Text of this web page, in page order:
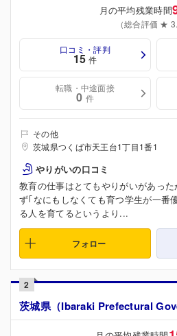
月の平均残業時間
（総合評価 ★
口コミ・評判
15 件
転職・中途面接
0 件
その他
茨城県つくば市天王台1丁目1番1
やりがいの口コミ
教育の仕事はとてもやりがいがあっ
ず｢なにもしなくても育つ学生が一番
る人を育てるというより...
フォロー
2
茨城県（Ibaraki Prefectural